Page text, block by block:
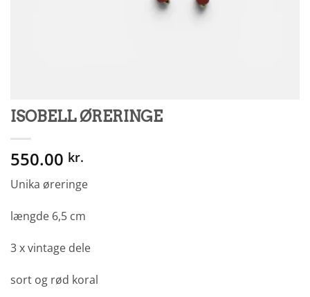
ISOBELL ØRERINGE
550.00 kr.
Unika øreringe
længde 6,5 cm
3 x vintage dele
sort og rød koral